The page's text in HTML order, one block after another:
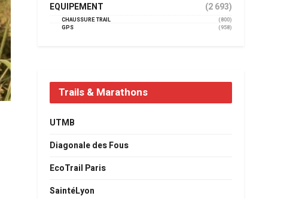
EQUIPEMENT (2 693)
CHAUSSURE TRAIL
(800)
GPS
(958)
Trails & Marathons
UTMB
Diagonale des Fous
EcoTrail Paris
SaintéLyon